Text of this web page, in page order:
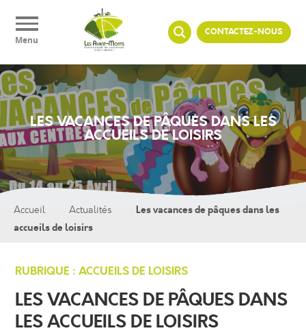
Menu
CONTACTEZ-NOUS
LES VACANCES DE PÂQUES DANS LES
ACCUEILS DE LOISIRS
Accueil Actualités
Les vacances de pâques dans les
accueils de loisirs
RUBRIQUE : ACCUEILS DE LOISIRS
LES VACANCES DE PÂQUES DANS
LES ACCUEILS DE LOISIRS
Panneau de gestion des cookies